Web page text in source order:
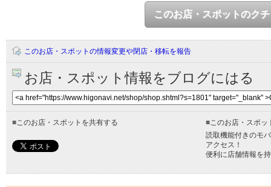
このお店・スポットのク
このお店・スポットの情報変更や閉店・移転を報告
お店・スポット情報をブログにはる
■このお店・スポットを共有する ■このお店・スポッ
読取機能付きのモ
アクセス！
便利に店舗情報を